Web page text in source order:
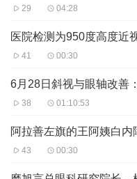
29 04:28
41 00:30
38 01:10:53
43 00:30